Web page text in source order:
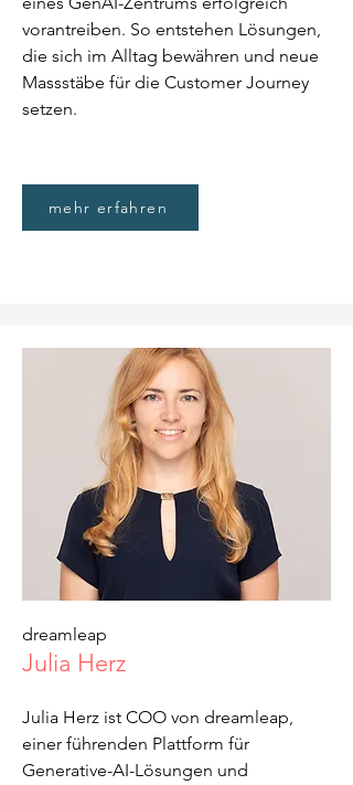
vorantreiben. So entstehen Lösungen,
die sich im Alltag bewähren und neue
Massstäbe für die Customer Journey
setzen.
mehr erfahren
dreamleap
Julia Herz
Julia Herz ist COO von dreamleap,
einer führenden Plattform für
Generative-AI-Lösungen und